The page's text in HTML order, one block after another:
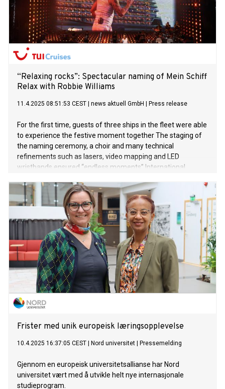
“Relaxing rocks”: Spectacular naming of Mein Schiff
Relax with Robbie Williams
11.4.2025 08:51:53 CEST news aktuell GmbH Press release
For the first time, guests of three ships in the fleet were able
to experience the festive moment together The staging of
the naming ceremony, a choir and many technical
refinements such as lasers, video mapping and LED
wristbands ensured “endless moments” International
Robbie Williams wows over 12,000 people with his concert
Three ships and a naming ceremony: unique and
unprecedented fleet get-together – Mein Schiff 5, Mein
Schiff 7 and Mein Schiff Relax in the port of Málaga
Frister med unik europeisk læringsopplevelse
10.4.2025 16:37:05 CEST Nord universitet Pressemelding
Gjennom en europeisk universitetsallianse har Nord
universitet vært med å utvikle helt nye internasjonale
studieprogram.